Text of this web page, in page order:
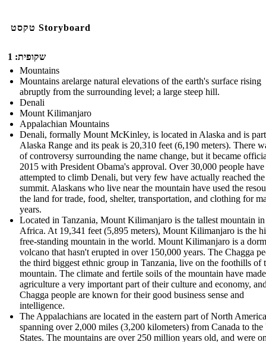
טקסט Storyboard
שקופית: 1
Mountains
Mountains arelarge natural elevations of the earth's surface rising
abruptly from the surrounding level; a large steep hill.
Denali
Mount Kilimanjaro
Appalachian Mountains
Denali, formally Mount McKinley, is located in Alaska and is
Alaska Range and its peak is 20,310 feet (6,190 meters). There
of controversy surrounding the name change, but it became
2015 with President Obama's approval. Over 30,000 people have
attempted to climb Denali, but very few have actually reached the
summit. Alaskans who live near the mountain have used the
the land for trade, food, shelter, transportation, and clothing for
years.
Located in Tanzania, Mount Kilimanjaro is the tallest mountain in
Africa. At 19,341 feet (5,895 meters), Mount Kilimanjaro is the
free-standing mountain in the world. Mount Kilimanjaro is a
volcano that hasn't erupted in over 150,000 years. The Chagga
the third biggest ethnic group in Tanzania, live on the foothills of
mountain. The climate and fertile soils of the mountain have made
agriculture a very important part of their culture and economy,
Chagga people are known for their good business sense and
intelligence.
The Appalachians are located in the eastern part of North
spanning over 2,000 miles (3,200 kilometers) from Canada to
States. The mountains are over 250 million years old, and were